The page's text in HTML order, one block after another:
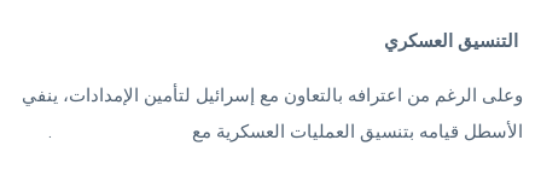
التنسيق العسكري
وعلى الرغم من اعترافه بالتعاون مع إسرائيل لتأمين الإمدادات، ينفي
الأسطل قيامه بتنسيق العمليات العسكرية مع
.